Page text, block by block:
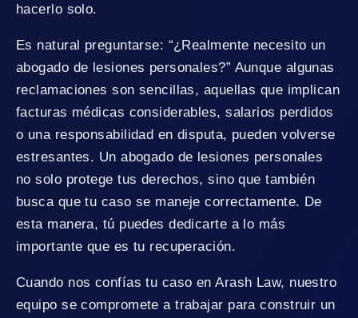
hacerlo solo.
Es natural preguntarse: “¿Realmente necesito un
abogado de lesiones personales?” Aunque algunas
reclamaciones son sencillas, aquellas que implican
facturas médicas considerables, salarios perdidos
o una responsabilidad en disputa, pueden volverse
estresantes. Un abogado de lesiones personales
no solo protege tus derechos, sino que también
busca que tu caso se maneje correctamente. De
esta manera, tú puedes dedicarte a lo más
importante que es tu recuperación.
Cuando nos confías tu caso en Arash Law, nuestro
equipo se compromete a trabajar para construir un